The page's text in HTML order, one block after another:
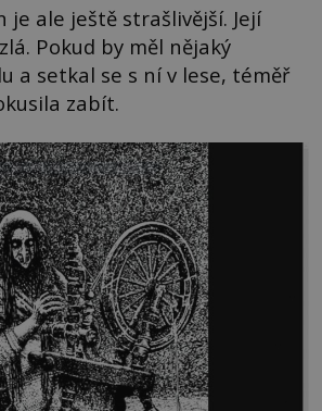
je ale ještě strašlivější. Její
Pokud by měl nějaký
a setkal se s ní v lese, téměř
zabít.